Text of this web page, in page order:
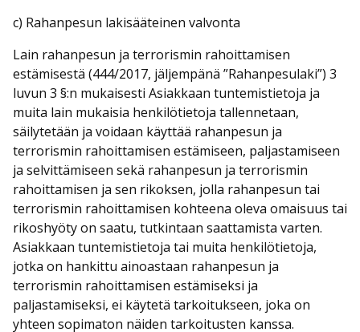
c) Rahanpesun lakisääteinen valvonta
Lain rahanpesun ja terrorismin rahoittamisen
estämisestä (444/2017, jäljempänä ”Rahanpesulaki”) 3
luvun 3 §:n mukaisesti Asiakkaan tuntemistietoja ja
muita lain mukaisia henkilötietoja tallennetaan,
säilytetään ja voidaan käyttää rahanpesun ja
terrorismin rahoittamisen estämiseen, paljastamiseen
ja selvittämiseen sekä rahanpesun ja terrorismin
rahoittamisen ja sen rikoksen, jolla rahanpesun tai
terrorismin rahoittamisen kohteena oleva omaisuus tai
rikoshyöty on saatu, tutkintaan saattamista varten.
Asiakkaan tuntemistietoja tai muita henkilötietoja,
jotka on hankittu ainoastaan rahanpesun ja
terrorismin rahoittamisen estämiseksi ja
paljastamiseksi, ei käytetä tarkoitukseen, joka on
yhteen sopimaton näiden tarkoitusten kanssa.